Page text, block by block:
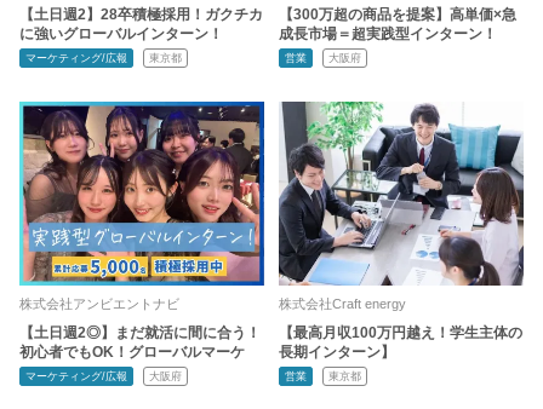
【土日週2】28卒積極採用！ガクチカ
に強いグローバルインターン！
マーケティング/広報 東京都
【300万超の商品を提案】高単価×急
成長市場＝超実践型インターン！
営業 大阪府
株式会社アンビエントナビ
【土日週2◎】まだ就活に間に合う！
初心者でもOK！グローバルマーケ
マーケティング/広報 大阪府
株式会社Craft energy
【最高月収100万円越え！学生主体の
長期インターン】
営業 東京都